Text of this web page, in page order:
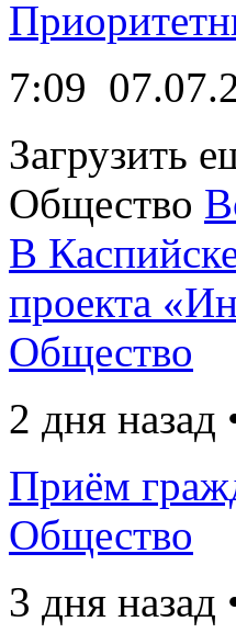
7:09
Загрузить
Общество
В
проекта
Общество
2 дня назад
Приём
Общество
3 дня назад